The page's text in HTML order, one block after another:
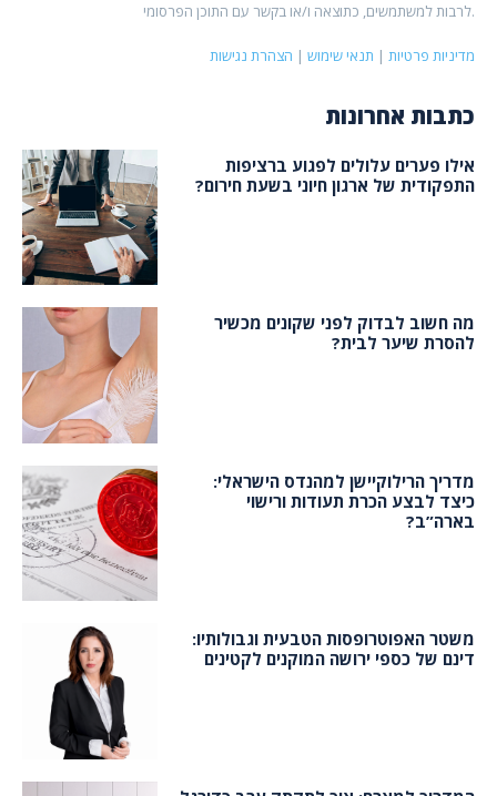
לרבות למשתמשים, כתוצאה ו/או בקשר עם התוכן הפרסומי.
מדיניות פרטיות | תנאי שימוש | הצהרת נגישות
כתבות אחרונות
אילו פערים עלולים לפגוע ברציפות
התפקודית של ארגון חיוני בשעת חירום?
מה חשוב לבדוק לפני שקונים מכשיר
להסרת שיער לבית?
מדריך הרילוקיישן למהנדס הישראלי:
כיצד לבצע הכרת תעודות ורישוי
בארה”ב?
משטר האפוטרופסות הטבעית וגבולותיו:
דינם של כספי ירושה המוקנים לקטינים